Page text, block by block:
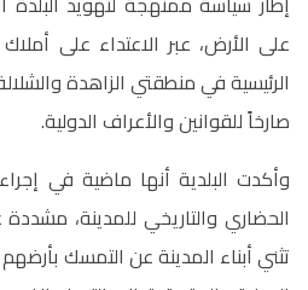
على الأرض، عبر الاعتداء على
الرئيسية في منطقتي الزاهدة
صارخاً للقوانين والأعراف الدولية.
وأكدت البلدية أنها ماضية في
الحضاري والتاريخي للمدينة،
تثني أبناء المدينة عن التمسك